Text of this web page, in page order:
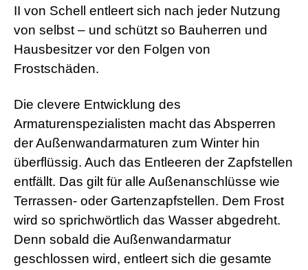
II von Schell entleert sich nach jeder Nutzung
von selbst – und schützt so Bauherren und
Hausbesitzer vor den Folgen von
Frostschäden.
Die clevere Entwicklung des
Armaturenspezialisten macht das Absperren
der Außenwandarmaturen zum Winter hin
überflüssig. Auch das Entleeren der Zapfstellen
entfällt. Das gilt für alle Außenanschlüsse wie
Terrassen- oder Gartenzapfstellen. Dem Frost
wird so sprichwörtlich das Wasser abgedreht.
Denn sobald die Außenwandarmatur
geschlossen wird, entleert sich die gesamte